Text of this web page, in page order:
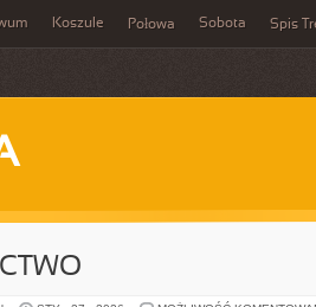
Koszule Połowa Sobota Spis